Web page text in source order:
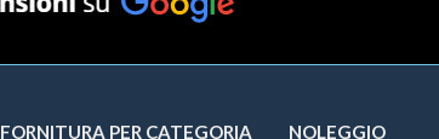
FORNITURA PER CATEGORIA NOLEGGIO